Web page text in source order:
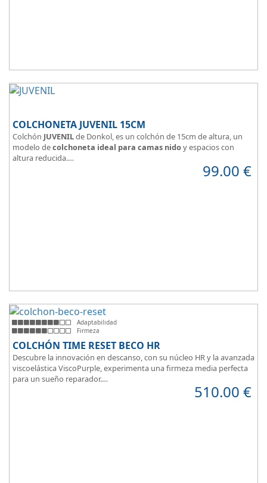
COLCHONETA JUVENIL 15CM
Colchón JUVENILde Donkol, es un colchón de 15cm de altura, un
modelo decolchoneta ideal para camas nidoy espacios con
altura reducida.
suelen elegir
99.00 €
Adaptabilidad
Firmeza
COLCHÓN TIME RESET BECO HR
Descubre la innovación en descanso, con su núcleo HR y la avanzada
viscoelástica ViscoPurple, experimenta una firmeza media perfecta
para un sueño reparador.
Disfruta de su transpirabilidad y gran adaptabilidad, diseñado para
brindarte confort en cada momento. Además, es válido para camas
510.00 €